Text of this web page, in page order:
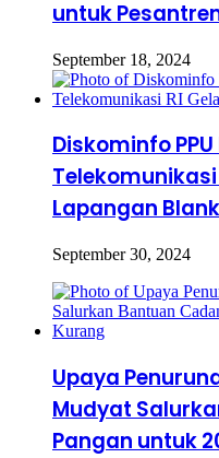
untuk
September 18, 2024
Diskominfo
Telekomunikasi
Lapangan
September 30, 2024
Upaya
Mudyat
Pangan untuk